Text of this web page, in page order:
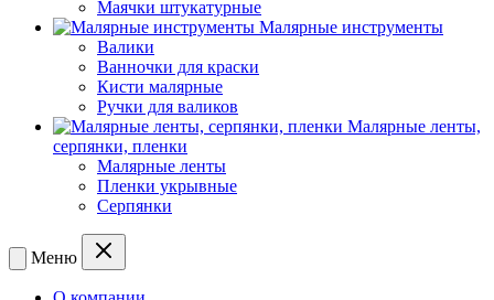
Маячки штукатурные
Малярные инструменты
Валики
Ванночки для краски
Кисти малярные
Ручки для валиков
Малярные ленты,
серпянки, пленки
Малярные ленты
Пленки укрывные
Серпянки
Меню